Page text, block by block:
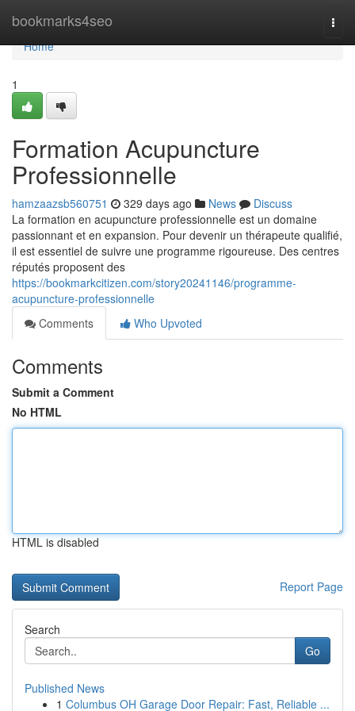
bookmarks4seo
Home
Home
1
Formation Acupuncture
Professionnelle
hamzaazsb560751 329 days ago News
Discuss
La formation en acupuncture professionnelle est un domaine
passionnant et en expansion. Pour devenir un thérapeute qualifié,
il est essentiel de suivre une programme rigoureuse. Des centres
réputés proposent des
https://bookmarkcitizen.com/story20241146/programme-
acupuncture-professionnelle
Comments
Who Upvoted
Comments
Submit a Comment
No HTML
HTML is disabled
Report Page
Search
Go
Published News
1 Columbus OH Garage Door Repair: Fast, Reliable ...